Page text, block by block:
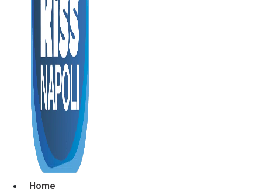
Home